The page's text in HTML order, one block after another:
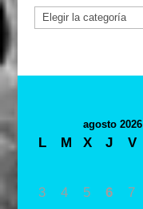
Categorías
agosto 2026
L M X J V
3
4 5 6 7